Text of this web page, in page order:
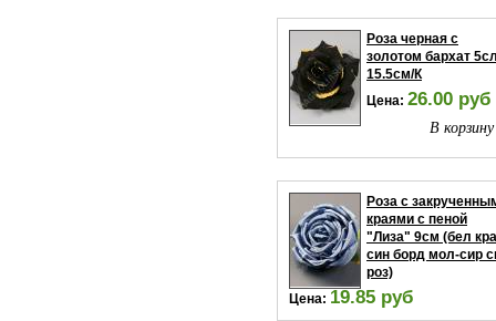
Роза черная с
золотом бархат
15.5см/К
Цена: 26.00 руб
В
Роза с
краями с пеной
"Лиза" 9см (бел
син борд мол-сир
роз)
Цена: 19.85 руб